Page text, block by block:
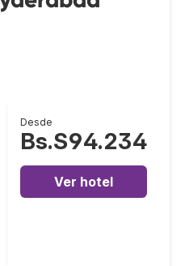
Desde
Bs.S94.234
Ver hotel